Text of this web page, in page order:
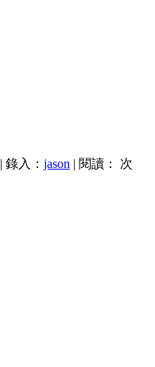
| 錄入： jason | 閱讀：
次